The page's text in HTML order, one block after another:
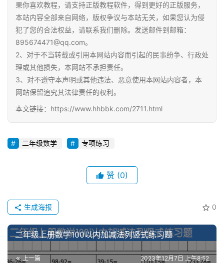
果你喜欢教程，请支持正版教程软件，得到更好的正版服务，
本站内容全部来自网络，版权争议与本站无关，如果您认为侵
犯了您的合法权益，请联系我们删除。发送邮件到邮箱：
895674471@qq.com。
2、对于不当转载或引用本网站内容而引起的民事纷争、行政处
理或其他损失，本网站不承担责任。
3、对不遵守本声明或其他违法、恶意使用本网站内容者，本
网站保留追究其法律责任的权利。
本文链接：https://www.hhbbk.com/2711.html
二年级数学 专项练习
赞 (0)
0
生成海报
二年级上册数学100以内加减法列竖式练习题
上一篇 2023年12月7日 上午8:52